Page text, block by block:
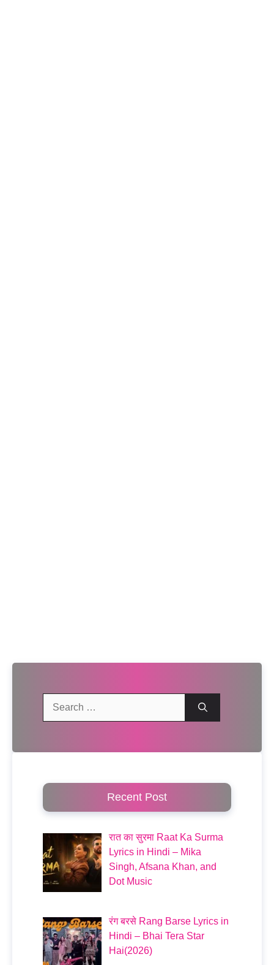
Recent Post
रात का सुरमा Raat Ka Surma
Lyrics in Hindi – Mika
Singh, Afsana Khan, and
Dot Music
रंग बरसे Rang Barse Lyrics in
Hindi – Bhai Tera Star
Hai(2026)